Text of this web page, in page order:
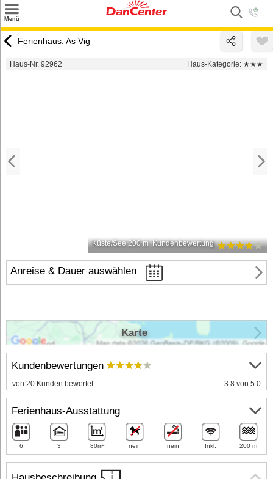
Menü
Urlaubsziele
Ferienhaus: As Vig
Haus-Nr. 92962 Haus-Kategorie: ★★★
Küste/See 200 m Kundenbewertung
Anreise & Dauer auswählen
Kundenbewertungen
von 20 Kunden bewertet 3.8 von 5.0
Ferienhaus-Ausstattung
6 3 80m² nein nein Inkl. 200 m
Karte